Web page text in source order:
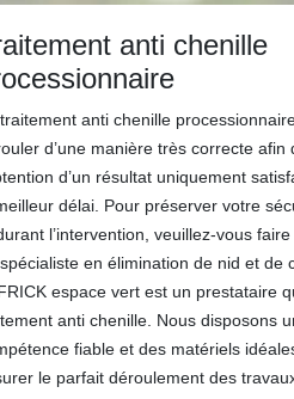
anti chenille
anti chenille
d’une manière très correcte afin
d’un résultat uniquement
délai. Pour préserver votre
l’intervention, veuillez-vous
en élimination de nid et de
espace vert est un prestataire
anti chenille. Nous disposons
fiable et des matériels
le parfait déroulement des